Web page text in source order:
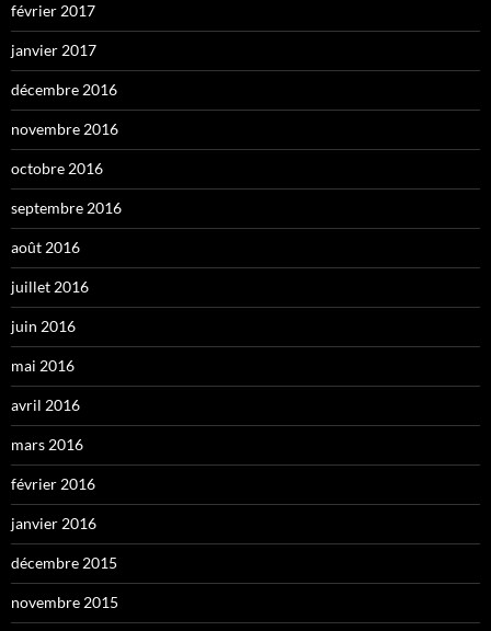
février 2017
janvier 2017
décembre 2016
novembre 2016
octobre 2016
septembre 2016
août 2016
juillet 2016
juin 2016
mai 2016
avril 2016
mars 2016
février 2016
janvier 2016
décembre 2015
novembre 2015